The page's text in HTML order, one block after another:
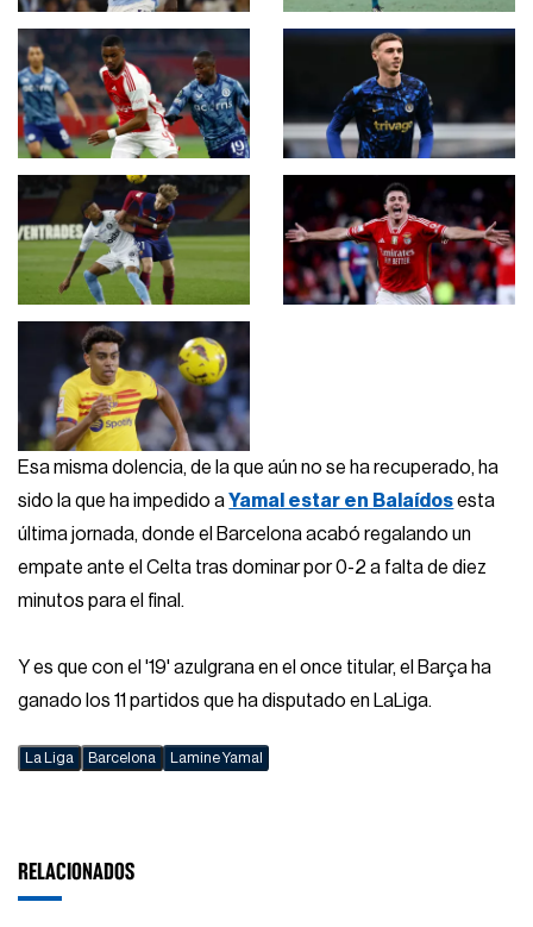
Esa misma dolencia, de la que aún no se ha recuperado, ha
sido la que ha impedido aYamal estar en Balaídosesta
última jornada, donde el Barcelona acabó regalando un
empate ante el Celta tras dominar por 0-2 a falta de diez
minutos para el final.
Y es que con el '19' azulgrana en el once titular, el Barça ha
ganado los 11 partidos que ha disputado en LaLiga.
La Liga Barcelona Lamine Yamal
RELACIONADOS